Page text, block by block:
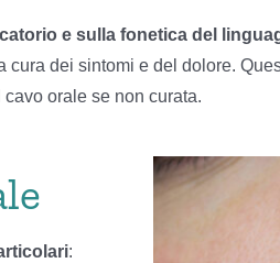
e sulla fonetica del
dei sintomi e del dolore.
orale se non curata.
: